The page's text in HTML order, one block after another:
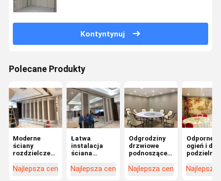
Kontyntynuj
Polecane Produkty
Moderne
ściany
rozdzielcze
zamówienie,
Najlepsza cena
Łatwa
instalacja
ściana
drzwiowa
Najlepsza cena
Odgrodziny
drzwiowe
podnoszące
Najlepsza cena
Odporne
ogień i
sal
Najlepsza